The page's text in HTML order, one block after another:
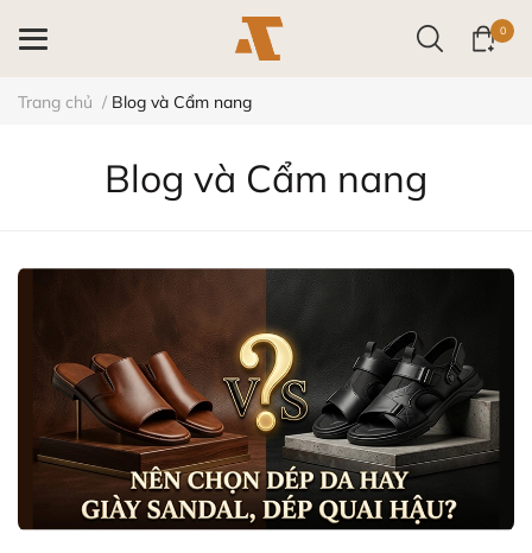
0
Trang chủ / Blog và Cẩm nang
Blog và Cẩm nang